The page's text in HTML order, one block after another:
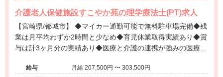
介護老人保健施設すこやか苑の理学療法士(PT)求人
【宮崎県/都城市】 ◆マイカー通勤可能で無料駐車場完備◆残
業は月平均わずか2時間と少なめ◆育児休業取得実績あり◆賞
与は計3ヶ月分の実績あり◆医療と介護の連携が強みの医療法
給与
月給 207,500円 〜 303,500円